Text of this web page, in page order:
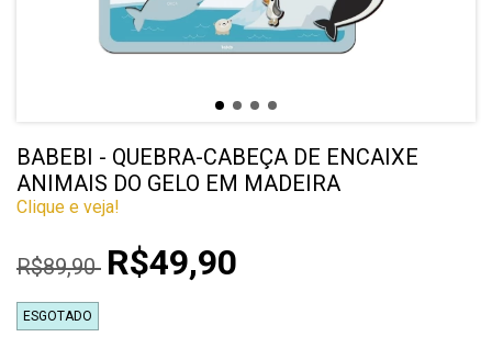
BABEBI - QUEBRA-CABEÇA DE ENCAIXE
ANIMAIS DO GELO EM MADEIRA
Clique e veja!
R$89,90 R$49,90
ESGOTADO